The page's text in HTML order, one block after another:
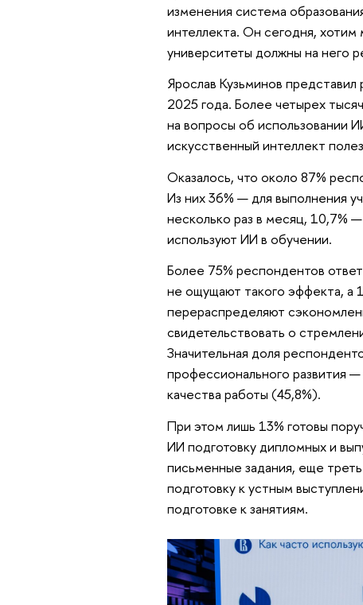
изменения система
интеллекта. Он сегодня, хотим
университеты должны на него
Ярослав Кузьминов
2025 года. Более четырех
на вопросы об использовании
искусственный интеллект
Оказалось, что около 87%
Из них 36% — для выполнения
несколько раз в месяц, 10,7%
используют ИИ в обучении.
Более 75% респондентов
не ощущают такого эффекта, а
перераспределяют
свидетельствовать о
Значительная доля
профессионального развития
качества работы (45,8%).
При этом лишь 13% готовы
ИИ подготовку дипломных и
письменные задания, еще
подготовку к устным
подготовке к занятиям.